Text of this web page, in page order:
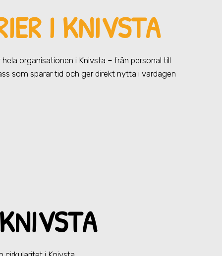
I KNIVSTA
organisationen i Knivsta – från personal till
som sparar tid och ger direkt nytta i vardagen